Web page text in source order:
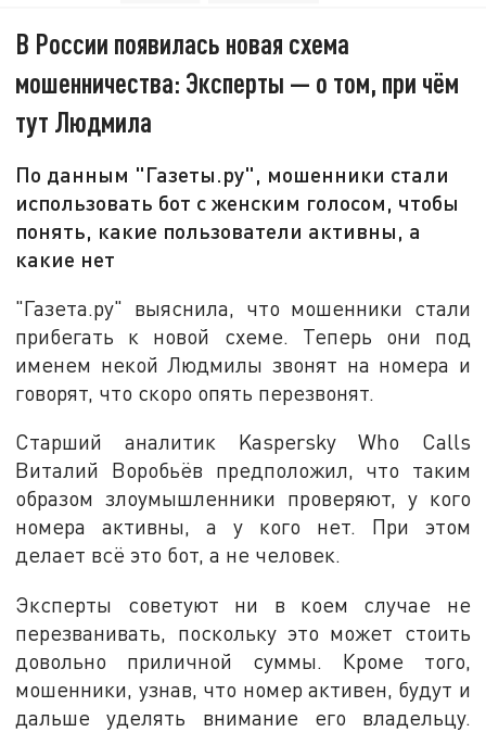
В России появилась новая схема
мошенничества: Эксперты — о том, при чём
тут Людмила
По данным "Газеты.ру", мошенники стали
использовать бот с женским голосом, чтобы
понять, какие пользователи активны, а
какие нет
"Газета.ру" выяснила, что мошенники стали
прибегать к новой схеме. Теперь они под
именем некой Людмилы звонят на номера и
говорят, что скоро опять перезвонят.
Старший аналитик Kaspersky Who Calls
Виталий Воробьёв предположил, что таким
образом злоумышленники проверяют, у кого
номера активны, а у кого нет. При этом
делает всё это бот, а не человек.
Эксперты советуют ни в коем случае не
перезванивать, поскольку это может стоить
довольно приличной суммы. Кроме того,
мошенники, узнав, что номер активен, будут и
дальше уделять внимание его владельцу.